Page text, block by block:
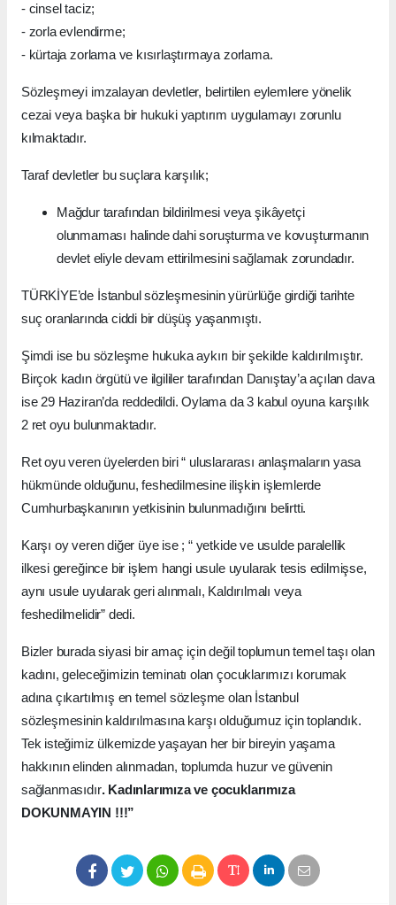
- cinsel taciz;
- zorla evlendirme;
- kürtaja zorlama ve kısırlaştırmaya zorlama.
Sözleşmeyi imzalayan devletler, belirtilen eylemlere yönelik
cezai veya başka bir hukuki yaptırım uygulamayı zorunlu
kılmaktadır.
Taraf devletler bu suçlara karşılık;
Mağdur tarafından bildirilmesi veya şikâyetçi
olunmaması halinde dahi soruşturma ve kovuşturmanın
devlet eliyle devam ettirilmesini sağlamak zorundadır.
TÜRKİYE’de İstanbul sözleşmesinin yürürlüğe girdiği tarihte
suç oranlarında ciddi bir düşüş yaşanmıştı.
Şimdi ise bu sözleşme hukuka aykırı bir şekilde kaldırılmıştır.
Birçok kadın örgütü ve ilgililer tarafından Danıştay’a açılan dava
ise 29 Haziran’da reddedildi. Oylama da 3 kabul oyuna karşılık
2 ret oyu bulunmaktadır.
Ret oyu veren üyelerden biri “ uluslararası anlaşmaların yasa
hükmünde olduğunu, feshedilmesine ilişkin işlemlerde
Cumhurbaşkanının yetkisinin bulunmadığını belirtti.
Karşı oy veren diğer üye ise ; “ yetkide ve usulde paralellik
ilkesi gereğince bir işlem hangi usule uyularak tesis edilmişse,
aynı usule uyularak geri alınmalı, Kaldırılmalı veya
feshedilmelidir” dedi.
Bizler burada siyasi bir amaç için değil toplumun temel taşı olan
kadını, geleceğimizin teminatı olan çocuklarımızı korumak
adına çıkartılmış en temel sözleşme olan İstanbul
sözleşmesinin kaldırılmasına karşı olduğumuz için toplandık.
Tek isteğimiz ülkemizde yaşayan her bir bireyin yaşama
hakkının elinden alınmadan, toplumda huzur ve güvenin
sağlanmasıdır. Kadınlarımıza ve çocuklarımıza
DOKUNMAYIN !!!”